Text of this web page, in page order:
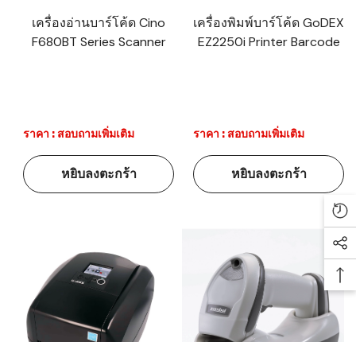
เครื่องอ่านบาร์โค้ด Cino
F680BT Series Scanner
ราคา : สอบถามเพิ่มเติม
หยิบลงตะกร้า
เครื่องพิมพ์บาร์โค้ด GoDEX
EZ2250i Printer Barcode
ราคา : สอบถามเพิ่มเติม
หยิบลงตะกร้า